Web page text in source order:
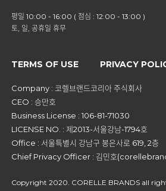
평일 10:00 - 16:00 ( 점심 : 12:00 - 13:00 )
토, 일, 공휴일 휴무
TERMS OF USE PRIVACY
Company : 코렐브랜드코리아 주식회사
CEO : 승만호
Business License : 106-81-71030
LICENSE NO. : 제2013-서울강남-1794호
Office : 서울특별시 강남구 봉은사로 619, 2층
Chief Privacy Officer : 김민호
Copyright 2020. CORELLE BRANDS all